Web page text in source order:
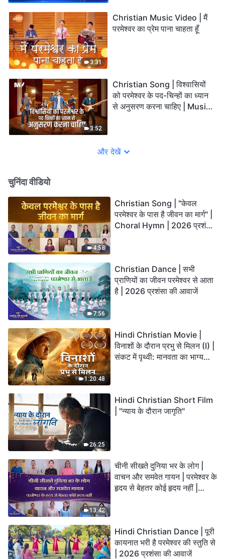
3:31
Christian Music Video | मैं
परमेश्वर का प्रेम पाना चाहता हूँ
3:52
Christian Song | विश्वासियों
को परमेश्वर के पद-चिन्हों का ध्यान
से अनुसरण करना चाहिए | Music
और देखें
चुनिंदा वीडियो
4:58
Christian Song | "केवल
परमेश्वर के पास है जीवन का मार्ग" |
Choral Hymn | 2026 प्रशंसा
7:56
Christian Dance | सभी
प्राणियों का जीवन परमेश्वर से आता
है | 2026 प्रशंसा की आवाजें
1:20:48
Hindi Christian Movie |
विनाशों के दौरान प्रभु से मिलन (I) |
संकट में पृथ्वी: मानवता का भाग्य
26:25
Hindi Christian Short Film
| "न्याय के दौरान जागृति"
13:42
चीनी सीखते दुनिया भर के लोग |
वाचन और समवेत गायन | परमेश्वर के
हृदय से बेहतर कोई हृदय नहीं |
Hindi Christian Dance | पूरी
कायनात भरी है परमेश्वर की स्तुति से
| 2026 प्रशंसा की आवाजें